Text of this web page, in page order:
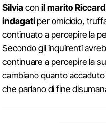
Silviacon il marito
indagati per omicidio,
continuato a percepire la
Secondo gli inquirenti
continuare a percepire la
cambiano quanto
che parlano di fine